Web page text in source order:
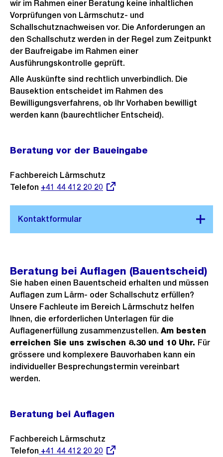
wir im Rahmen einer Beratung keine inhaltlichen
Vorprüfungen von Lärmschutz- und
Schallschutznachweisen vor. Die Anforderungen an
den Schallschutz werden in der Regel zum Zeitpunkt
der Baufreigabe im Rahmen einer
Ausführungskontrolle geprüft.
Alle Auskünfte sind rechtlich unverbindlich. Die
Bausektion entscheidet im Rahmen des
Bewilligungsverfahrens, ob Ihr Vorhaben bewilligt
werden kann (baurechtlicher Entscheid).
Beratung vor der Baueingabe
Fachbereich Lärmschutz
Telefon Externer
+41 44 412 20 20
Beratung bei Auflagen (Bauentscheid)
Sie haben einen Bauentscheid erhalten und müssen
Auflagen zum Lärm- oder Schallschutz erfüllen?
Unsere Fachleute im Bereich Lärmschutz helfen
Ihnen, die erforderlichen Unterlagen für die
Auflagenerfüllung zusammenzustellen. Am besten
erreichen Sie uns zwischen 8.30 und 10 Uhr. Für
grössere und komplexere Bauvorhaben kann ein
individueller Besprechungstermin vereinbart
werden.
Beratung bei Auflagen
Fachbereich Lärmschutz
Telefon Externer
+41 44 412 20 20